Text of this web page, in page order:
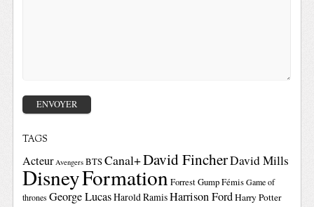
TAGS
Acteur Avengers BTSCanal+David FincherDavid Mills
DisneyFormationForrest GumpFémis Game of
thrones George LucasHarold RamisHarrison FordHarry Potter